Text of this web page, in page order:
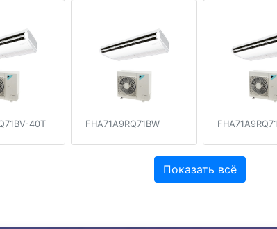
40T FHA71A9RQ71BW
Показать всё